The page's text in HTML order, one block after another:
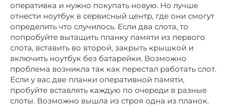
оперативка и нужно покупать новую. Но лучше
отнести ноутбук в сервисный центр, где они смогут
определить что случилось. Если два слота, то
попробуйте вытащить планку памяти из первого
слота, вставить во второй, закрыть крышкой и
включить ноутбук без батарейки. Возможно
проблема возникла так как перестал работать слот.
Если у вас две планки оперативной памяти,
пробуйте вставлять каждую по очереди в разные
слоты. Возможно вышла из строя одна из планок.